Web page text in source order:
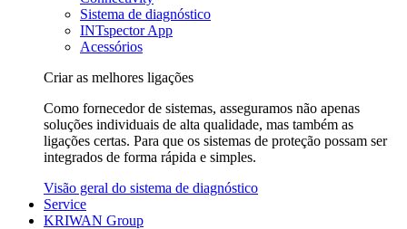
Sistema de diagnóstico
INTspector App
Acessórios
Criar as melhores ligações
Como fornecedor de sistemas, asseguramos não apenas
soluções individuais de alta qualidade, mas também as
ligações certas. Para que os sistemas de proteção possam ser
integrados de forma rápida e simples.
Visão geral do sistema de diagnóstico
Service
KRIWAN Group